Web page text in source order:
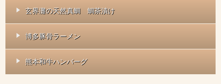
玄界灘の天然真鯛 鯛茶漬け
博多豚骨ラーメン
熊本和牛ハンバーグ